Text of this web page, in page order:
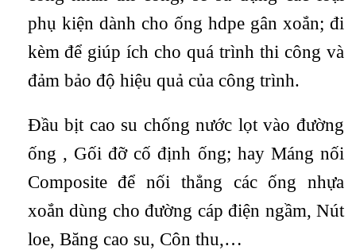
phụ kiện dành cho ống hdpe gân xoắn; đi
kèm để giúp ích cho quá trình thi công và
đảm bảo độ hiệu quả của công trình.
Đầu bịt cao su chống nước lọt vào đường
ống , Gối đỡ cố định ống; hay Máng nối
Composite để nối thẳng các ống nhựa
xoắn dùng cho đường cáp điện ngầm, Nút
loe, Băng cao su, Côn thu,…